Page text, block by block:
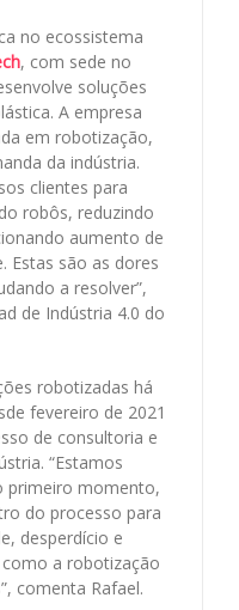
no ecossistema
, com sede no
soluções
A empresa
em robotização,
da indústria.
clientes para
robôs, reduzindo
aumento de
Estas são as dores
a resolver”,
de Indústria 4.0 do
robotizadas há
fevereiro de 2021
de consultoria e
“Estamos
primeiro momento,
do processo para
desperdício e
a robotização
comenta Rafael.